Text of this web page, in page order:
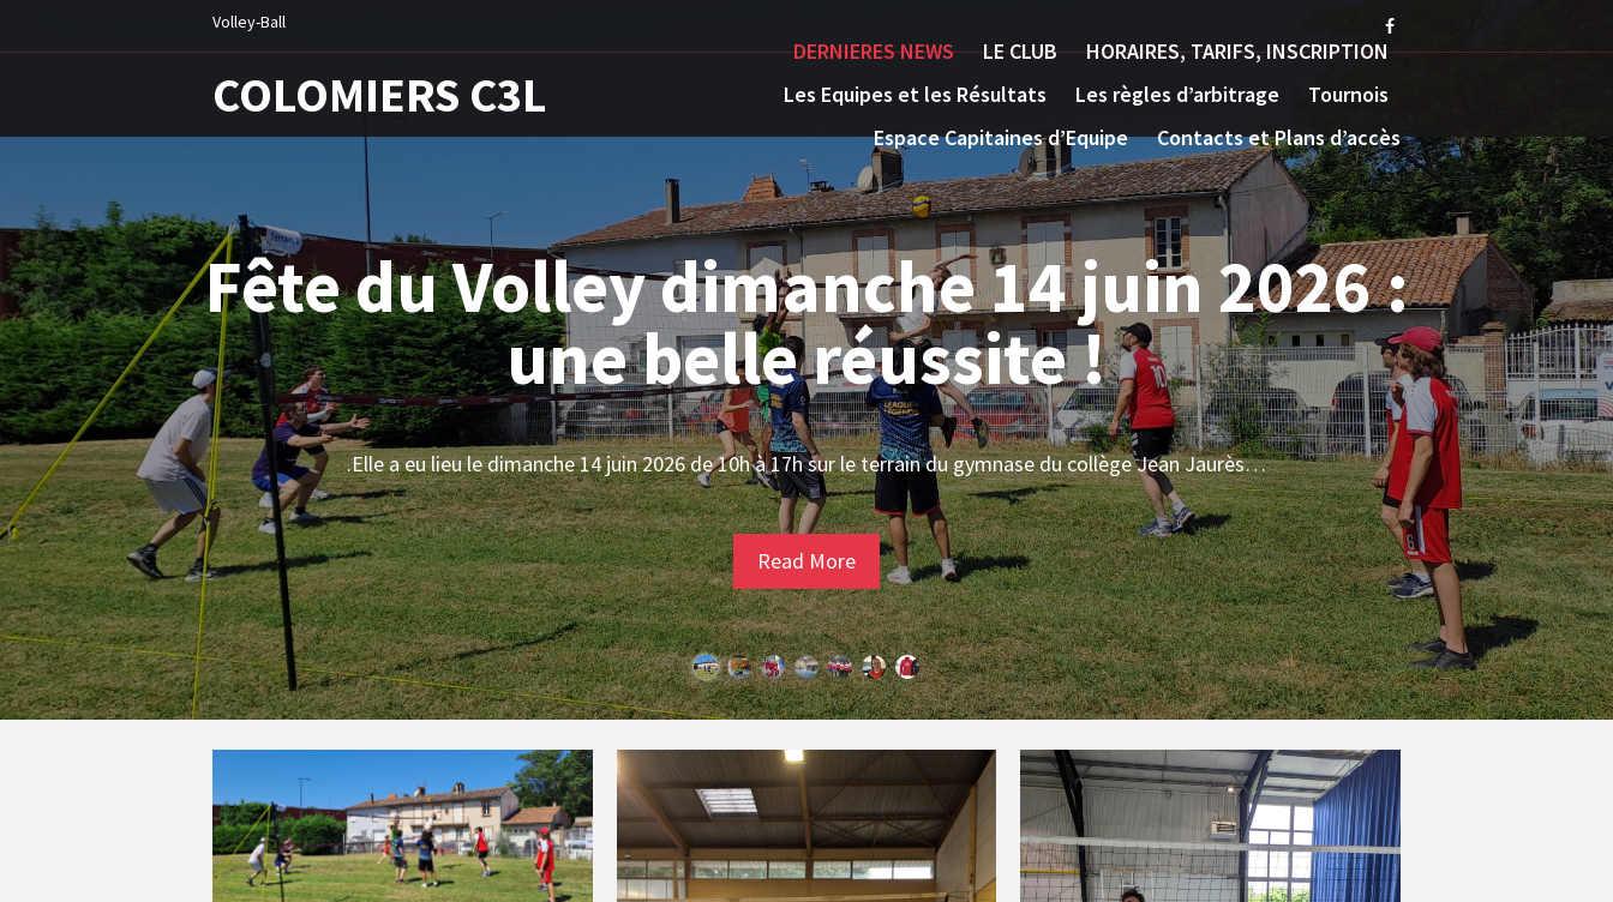
Volley-Ball
COLOMIERS C3L
DERNIERES NEWS LE CLUB
HORAIRES, TARIFS, INSCRIPTION
Les Equipes et les Résultats
Les règles d’arbitrage
Tournois
Espace Capitaines d’Equipe
Contacts et Plans d’accès
Criterium de Volley Ball du Grand Sud
Ouest le 30 mai 2026 à Agen
Notre Club de Volley de Colomiers était bien représenté avec 1 équipe féminine et 4 équipes masculines. Souvenirs en images…
Read More